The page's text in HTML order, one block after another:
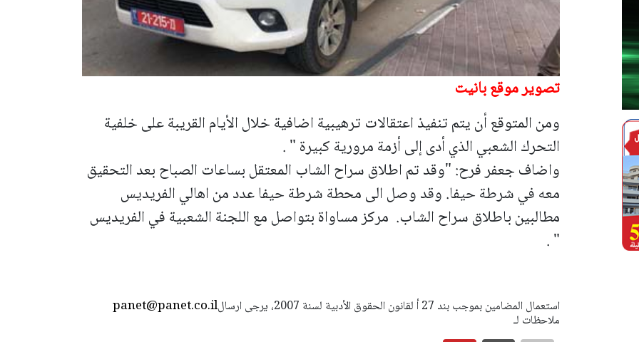
تصوير موقع بانيت
ومن المتوقع أن يتم تنفيذ اعتقالات ترهيبية اضافية خلال الأيام القريبة على خلفية
التحرك الشعبي الذي أدى إلى أزمة مرورية كبيرة " .
واضاف جعفر فرح: "وقد تم اطلاق سراح الشاب المعتقل بساعات الصباح بعد التحقيق
معه في شرطة حيفا. وقد وصل الى محطة شرطة حيفا عدد من اهالي الفريديس
مطالبين باطلاق سراح الشاب. مركز مساواة بتواصل مع اللجنة الشعبية في الفريديس
" .
panet@panet.co.ilاستعمال المضامين بموجب بند 27 أ لقانون الحقوق الأدبية لسنة 2007، يرجى ارسال
ملاحظات لـ